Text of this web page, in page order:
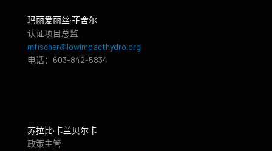
玛丽爱丽丝·菲舍尔
认证项目总监
mfischer@lowimpacthydro.org
电话：603-842-5834
苏拉比·卡兰贝尔卡
政策主管